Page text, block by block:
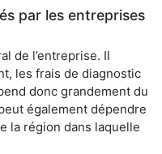
par les entreprises
de l’entreprise. Il
les frais de diagnostic
donc grandement du
également dépendre
la région dans laquelle